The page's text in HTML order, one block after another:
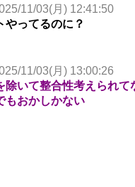
11/03(月) 12:41:50
やってるのに？
11/03(月) 13:00:26
除いて整合性考えられて
もおかしかない